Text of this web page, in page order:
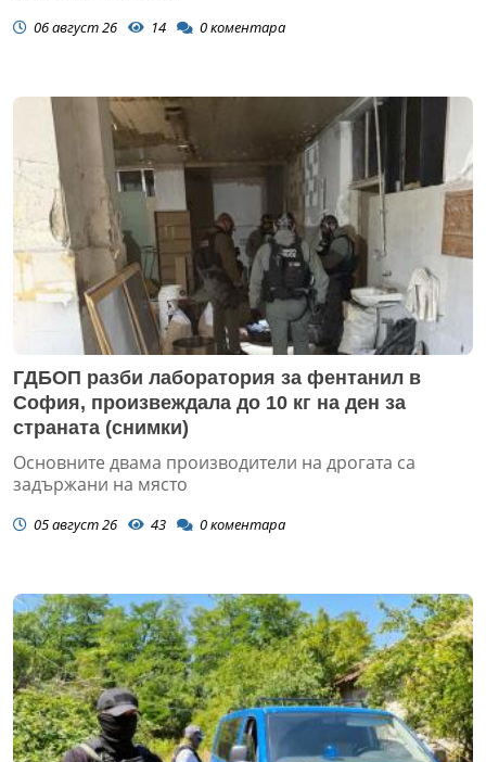
06 август 26 14 0коментара
ГДБОП разби лаборатория за фентанил в
София, произвеждала до 10 кг на ден за
страната (снимки)
Основните двама производители на дрогата са
задържани на място
05 август 26 43 0коментара